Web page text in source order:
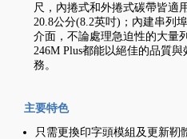
尺，內捲式和外捲式碳帶皆適
20.8公分(8.2英吋)；內建串列
介面，不論處理急迫性的大量
246M Plus都能以絕佳的品質
務。
主要特色
只需更換印字頭模組及更新靭